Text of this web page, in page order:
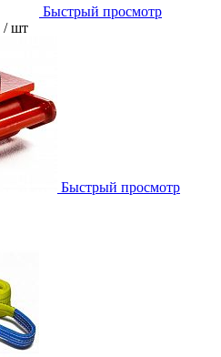
Быстрый просмотр
/ шт
Быстрый просмотр